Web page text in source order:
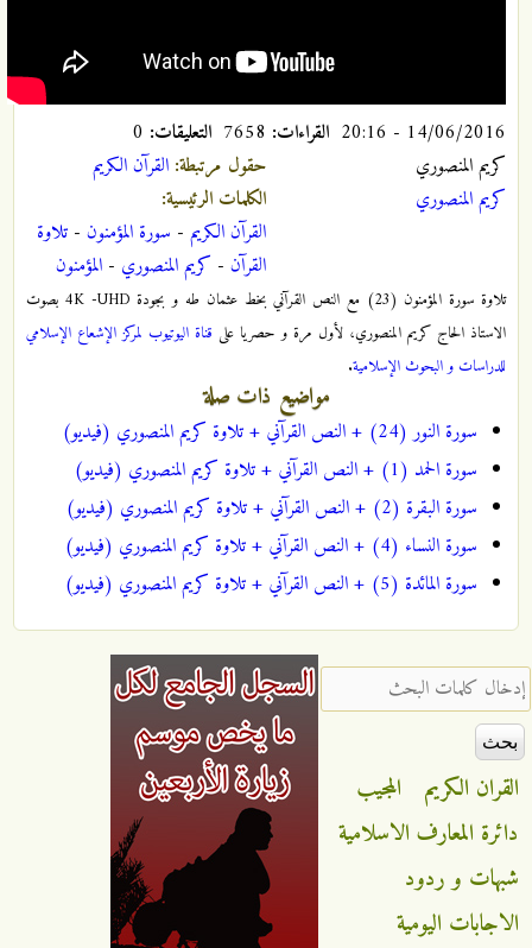
14/06/2016 - 20:16 القراءات: التعليقات:
كريم المنصوري
كريم المنصوري
حقول مرتبطة: القرآن الکریم
الكلمات الرئيسية:
القرآن الكريم - سورة المؤمنون - تلاوة
القرآن - كريم المنصوري - المؤمنون
تلاوة سورة المؤمنون (23) مع النص القرآني بخط عثمان طه و بجودة 4K -UHD بصوت
الاستاذ الحاج کریم المنصوري، لأول مرة و حصريا على قناة اليوتيوب لمركز الإشعاع الإسلامي
للدراسات و البحوث الإسلامية.
مواضيع ذات صلة
سورة النور (24) + النص القرآني + تلاوة كريم المنصوري (فيديو)
سورة الحمد (1) + النص القرآني + تلاوة كريم المنصوري (فيديو)
سورة البقرة (2) + النص القرآني + تلاوة كريم المنصوري (فيديو)
سورة النساء (4) + النص القرآني + تلاوة كريم المنصوري (فيديو)
سورة المائدة (5) + النص القرآني + تلاوة كريم المنصوري (فيديو)
‏إدخال كلمات البحث ‏
القران الكريم
المجيب
دائرة المعارف الاسلامية
شبهات و ردود
الاجابات اليومية